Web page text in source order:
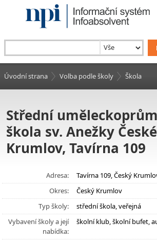
Úvodní strana Volba podle školy Škola
Střední
škola sv. Anežky
Krumlov, Tavírna 109
Adresa:
Tavírna 109, Český
Okres:
Český Krumlov
Typ školy:
střední škola, veřejná
Vybavení školy a její
nabídka:
školní klub, školní bufet,